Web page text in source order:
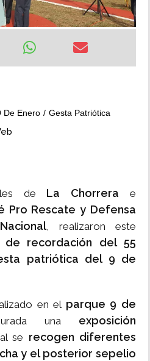
De Enero Gesta Patriótica
de La Chorrerae
Pro Rescate y Defensa
, realizaron este
de recordación del 55
patriótica del 9 de
en el parque 9 de
una exposición
se recogen diferentes
y el posterior sepelio